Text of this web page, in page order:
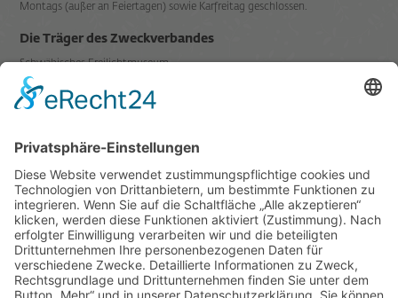
Montags (außer an Feiertagen) sowie Karfreitag geschlossen.
Die Träger des Zweckverbandes
Schwäbisches Freilichtmuseum
Illerbeuren sind der
Datenschutz
Impressum
Links